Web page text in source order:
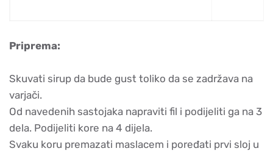
Priprema:
Skuvati sirup da bude gust toliko da se zadržava na
varjači.
Od navedenih sastojaka napraviti fil i podijeliti ga na 3
dela. Podijeliti kore na 4 dijela.
Svaku koru premazati maslacem i poređati prvi sloj u